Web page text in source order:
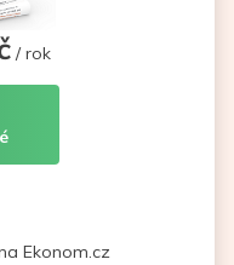
/ rok
Ekonom.cz